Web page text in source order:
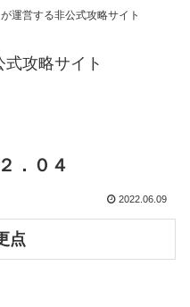
運営する非公式攻略サイト
式攻略サイト
．０４
2022.06.09
点